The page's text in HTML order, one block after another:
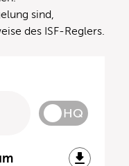
sind,
des ISF-Reglers.
HQ